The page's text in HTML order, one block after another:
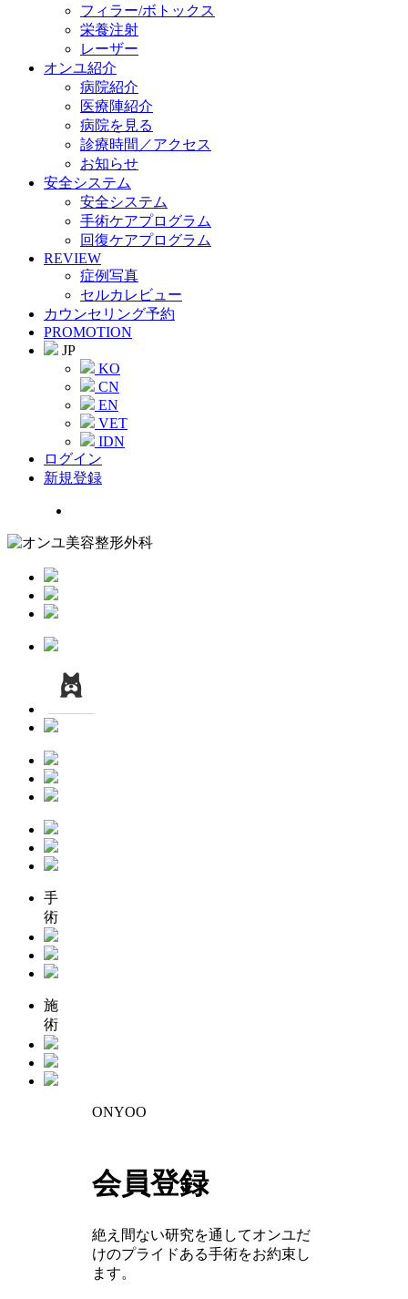
フィラー/ボトックス
栄養注射
レーザー
オンユ紹介
病院紹介
医療陣紹介
病院を見る
診療時間／アクセス
お知らせ
安全システム
安全システム
手術ケアプログラム
回復ケアプログラム
REVIEW
症例写真
セルカレビュー
カウンセリング予約
PROMOTION
JP
KO
CN
EN
VET
IDN
ログイン
新規登録
手
術
施
術
ONYOO
会員登録
絶え間ない研究を通してオンユだ
けのプライドある手術をお約束し
ます。